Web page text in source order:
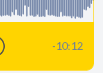
-10:12